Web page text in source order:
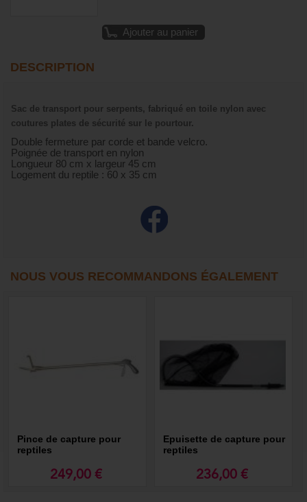
Ajouter au panier
DESCRIPTION
Sac de transport pour serpents, fabriqué en toile nylon avec
coutures plates de sécurité sur le pourtour.
Double fermeture par corde et bande velcro.
Poignée de transport en nylon
Longueur 80 cm x largeur 45 cm
Logement du reptile : 60 x 35 cm
NOUS VOUS RECOMMANDONS ÉGALEMENT
Pince de capture pour
reptiles
249,00 €
Epuisette de capture pour
reptiles
236,00 €